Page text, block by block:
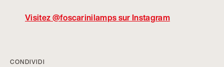
Visitez @foscarinilamps sur Instagram
CONDIVIDI